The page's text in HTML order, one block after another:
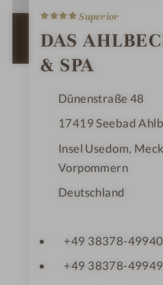
MAPS
4
S
e
r
n
e
Superior
DAS
& SPA
Dünenstraße 48
17419 Seebad
Insel Usedom,
Vorpommern
Deutschland
+49 38378-49940
+49 38378-